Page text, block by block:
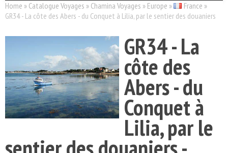
Actualités
Acteurs
Thèmes
OK
Home » Catalogue Voyages » Chamina Voyages » Europe » France »
GR34 - La côte des Abers - du Conquet à Lilia, par le sentier des douaniers
GR34 - La
côte des
Abers - du
Conquet à
Lilia, par le